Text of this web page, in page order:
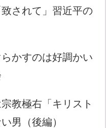
されて」習近平の
かすのは好調かい
教極右「キリスト
男（後編）